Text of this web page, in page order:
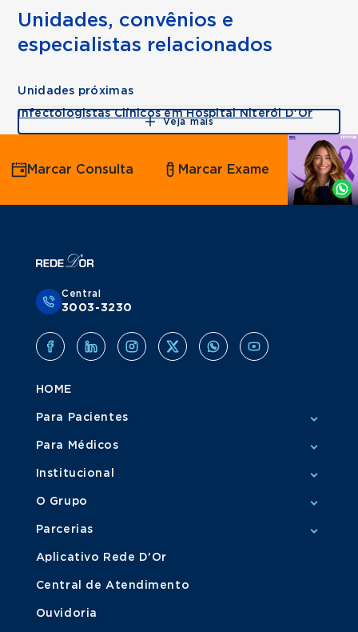
Unidades, convênios e
especialistas relacionados
Unidades próximas
Infectologistas Clínicos em Hospital Niterói D'Or
Veja mais
Agende
por
Whatsapp
Marcar Consulta Marcar Exame
Central
3003-3230
HOME
Para Pacientes
Para Médicos
Institucional
O Grupo
Parcerias
Aplicativo Rede D'Or
Central de Atendimento
Ouvidoria